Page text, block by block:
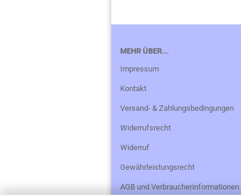
MEHR ÜBER...
Impressum
Kontakt
Versand- & Zahlungsbedingungen
Widerrufsrecht
Widerruf
Gewährleistungsrecht
AGB und Verbraucherinformationen